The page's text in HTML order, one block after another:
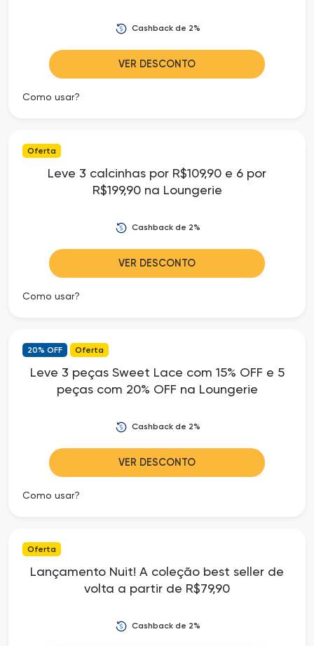
Cashback de 2%
VER DESCONTO
Como usar?
Oferta
Leve 3 calcinhas por R$109,90 e 6 por
R$199,90 na Loungerie
Cashback de 2%
VER DESCONTO
Como usar?
20% OFF Oferta
Leve 3 peças Sweet Lace com 15% OFF e 5
peças com 20% OFF na Loungerie
Cashback de 2%
VER DESCONTO
Como usar?
Oferta
Lançamento Nuit! A coleção best seller de
volta a partir de R$79,90
Cashback de 2%